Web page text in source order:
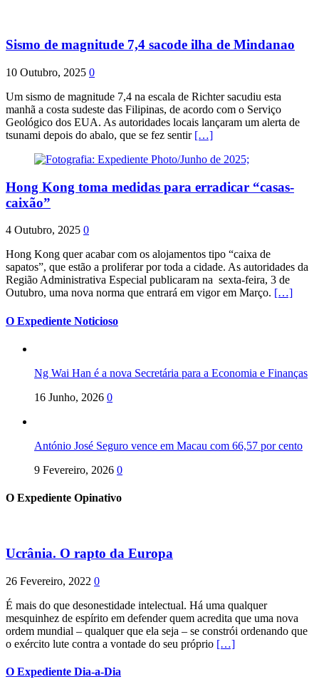
Sismo de magnitude 7,4 sacode ilha de Mindanao
10 Outubro, 2025 0
Um sismo de magnitude 7,4 na escala de Richter sacudiu esta
manhã a costa sudeste das Filipinas, de acordo com o Serviço
Geológico dos EUA. As autoridades locais lançaram um alerta de
tsunami depois do abalo, que se fez sentir […]
Hong Kong toma medidas para erradicar “casas-
caixão”
4 Outubro, 2025 0
Hong Kong quer acabar com os alojamentos tipo “caixa de
sapatos”, que estão a proliferar por toda a cidade. As autoridades da
Região Administrativa Especial publicaram na sexta-feira, 3 de
Outubro, uma nova norma que entrará em vigor em Março. […]
O Expediente Noticioso
Ng Wai Han é a nova Secretária para a Economia e Finanças
16 Junho, 2026 0
António José Seguro vence em Macau com 66,57 por cento
9 Fevereiro, 2026 0
O Expediente Opinativo
Ucrânia. O rapto da Europa
26 Fevereiro, 2022 0
É mais do que desonestidade intelectual. Há uma qualquer
mesquinhez de espírito em defender quem acredita que uma nova
ordem mundial – qualquer que ela seja – se constrói ordenando que
o exército lute contra a vontade do seu próprio […]
O Expediente Dia-a-Dia